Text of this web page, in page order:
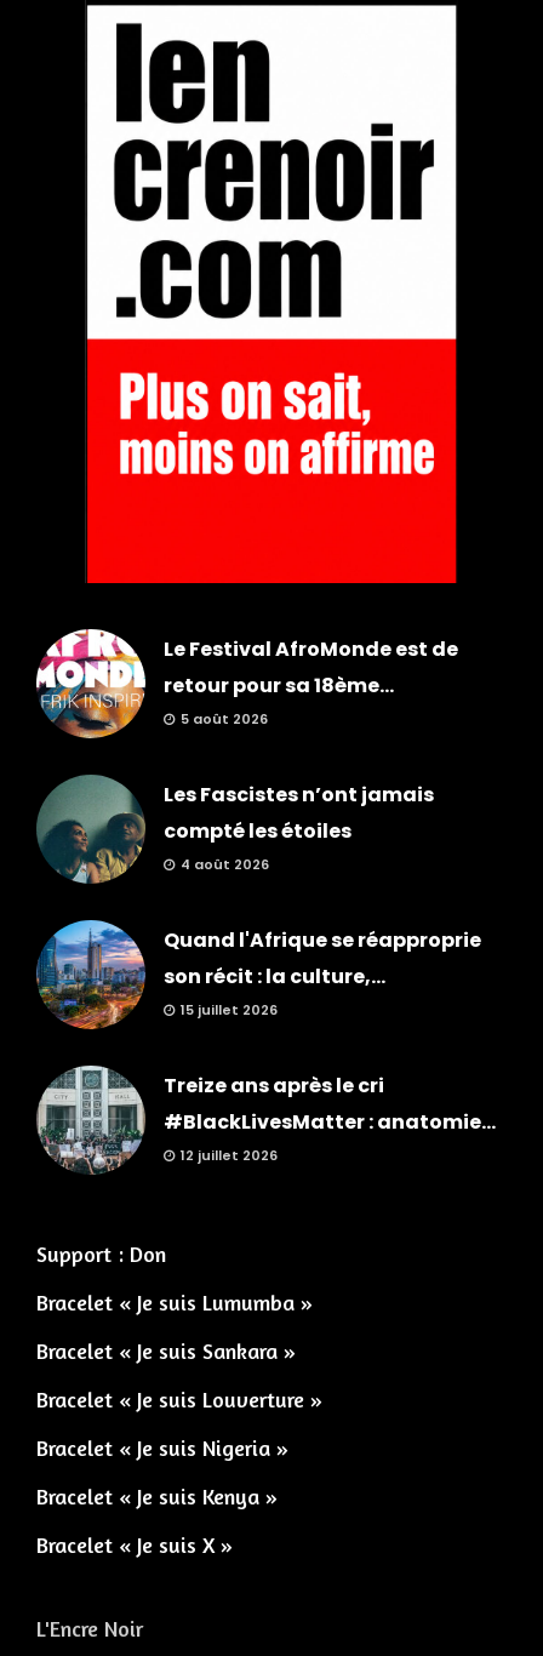
Le Festival AfroMonde est de
retour pour sa 18ème...
5 août 2026
Les Fascistes n’ont jamais
compté les étoiles
4 août 2026
Quand l'Afrique se réapproprie
son récit : la culture,...
15 juillet 2026
Treize ans après le cri
#BlackLivesMatter : anatomie...
12 juillet 2026
Support : Don
Bracelet « Je suis Lumumba »
Bracelet « Je suis Sankara »
Bracelet « Je suis Louverture »
Bracelet « Je suis Nigeria »
Bracelet « Je suis Kenya »
Bracelet « Je suis X »
L'Encre Noir